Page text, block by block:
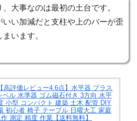
、大事なのは最初の土台です。
いい加減だと支柱や上のバーが歪
まいます。
高評価レビュー4.6点】水平器 プラス
ベル 水準器 ゴム磁石付き 3方向 水平
小型 コンパクト 建築 土木 配管 DIY
初心者 椅子 テーブル 日曜大工 家庭
作 測定 精度 作業【送料無料】